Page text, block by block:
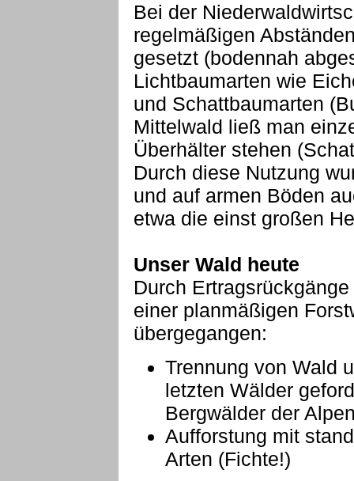
Bei der
regelmäßigen
gesetzt (bodennah
Lichtbaumarten wie
und Schattbaumarten
Mittelwald ließ man
Überhälter stehen
Durch diese Nutzung
und auf armen Böden
etwa die einst großen
Unser Wald heute
Durch
einer planmäßigen
übergegangen:
Trennung von Wald
letzten Wälder
Bergwälder der
Aufforstung mit
Arten (Fichte!)